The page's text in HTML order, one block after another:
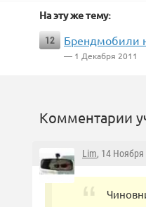
На эту же тему:
12 Брендмобили
— 1 Декабря 2011
Комментарии
Lim, 14 Ноября